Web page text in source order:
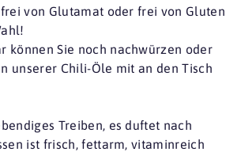
von Glutamat oder frei von Gluten
können Sie noch nachwürzen oder
unserer Chili-Öle mit an den Tisch
Treiben, es duftet nach
ist frisch, fettarm, vitaminreich